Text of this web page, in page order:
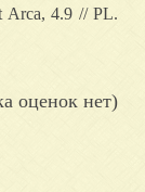
Arca, 4.9 // PL.
оценок нет)